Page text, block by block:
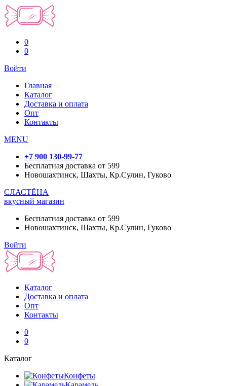
0
0
Войти
Главная
Каталог
Доставка и оплата
Опт
Контакты
MENU
+7 900 130-99-77
Бесплатная доставка от 599
Новошахтинск, Шахты, Кр.Сулин, Гуково
СЛАСТЁНА
вкусный магазин
Бесплатная доставка от 599
Новошахтинск, Шахты, Кр.Сулин, Гуково
Войти
Каталог
Доставка и оплата
Опт
Контакты
0
0
Каталог
Конфеты